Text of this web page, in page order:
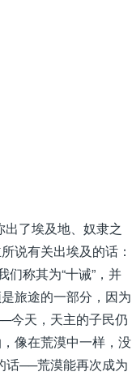
了埃及地、奴隶之
说有关出埃及的话：
称其为“十诫”，并
旅途的一部分，因为
今天，天主的子民仍
像在荒漠中一样，没
话──荒漠能再次成为